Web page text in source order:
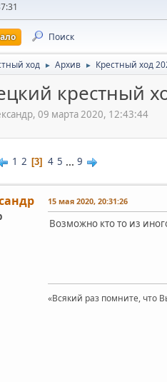
Поиск
ход ► Архив ► Крестный ход
крестный
09 марта 2020, 12:43:44
1 2 3 4 5 ... 9
15 мая 2020, 20:31:26
Возможно кто то из
«Всякий раз помните, что